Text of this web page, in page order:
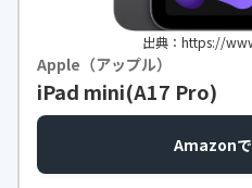
出典：https://
Apple（アップル）
iPad mini(A17 Pro)
Amazon